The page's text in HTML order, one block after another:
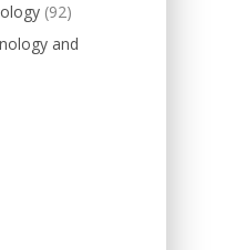
(92)
and